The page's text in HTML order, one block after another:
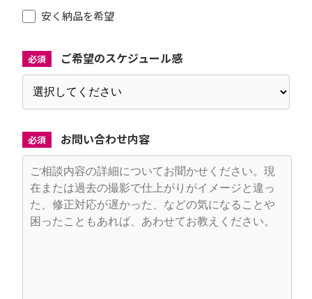
安く納品を希望
必須 ご希望のスケジュール感
必須 お問い合わせ内容